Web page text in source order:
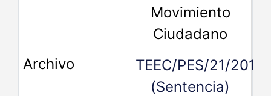
Movimiento
Ciudadano
TEEC/PES/21/2018
(Sentencia)